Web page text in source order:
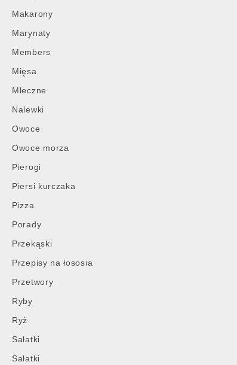
Makarony
Marynaty
Members
Mięsa
Mleczne
Nalewki
Owoce
Owoce morza
Pierogi
Piersi kurczaka
Pizza
Porady
Przekąski
Przepisy na łososia
Przetwory
Ryby
Ryż
Sałatki
Sałatki